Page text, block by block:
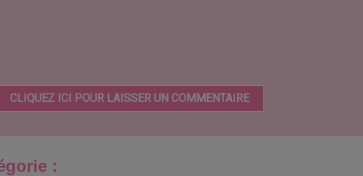
CLIQUEZ ICI POUR LAISSER UN COMMENTAIRE
: